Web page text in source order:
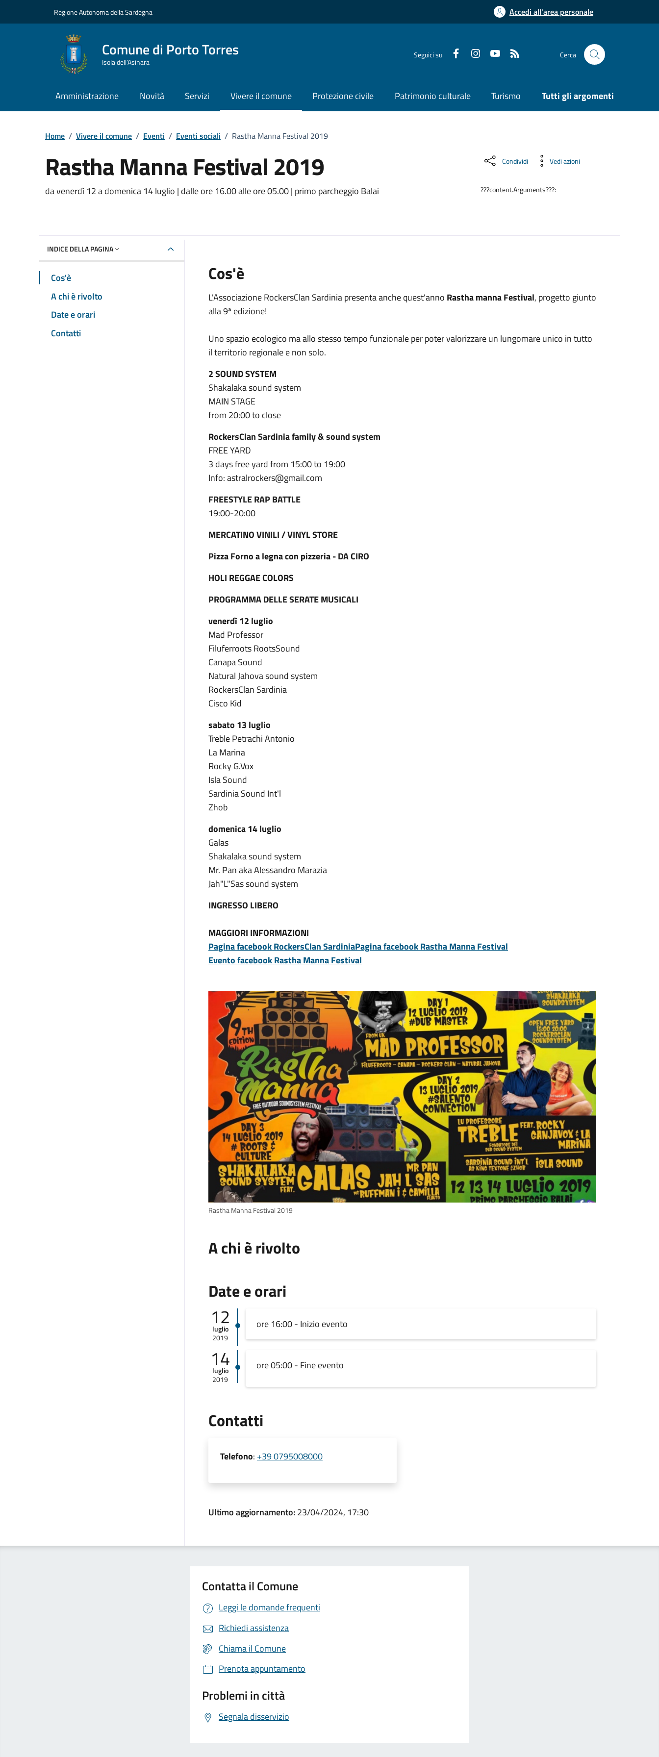
Regione Autonoma della Sardegna Accedi all'area personale
Comune di Porto Torres
Isola dell’Asinara
Seguici su Cerca
Amministrazione Novità Servizi Vivere il comune Protezione civile Patrimonio culturale Turismo Tutti gli argomenti
Home / Vivere il comune / Eventi / Eventi sociali / Rastha Manna Festival 2019
Rastha Manna Festival 2019
Dettaglio dell'evento
da venerdì 12 a domenica 14 luglio | dalle ore 16.00 alle ore 05.00 | primo parcheggio Balai
Condividi Vedi azioni
???content.Arguments???:
INDICE DELLA PAGINA
Cos'è
A chi è rivolto
Date e orari
Contatti
Cos'è
L'Associazione RockersClan Sardinia presenta anche quest'anno Rastha manna Festival, progetto giunto
alla 9ª edizione!
Uno spazio ecologico ma allo stesso tempo funzionale per poter valorizzare un lungomare unico in tutto
il territorio regionale e non solo.
2 SOUND SYSTEM
Shakalaka sound system
MAIN STAGE
from 20:00 to close
RockersClan Sardinia family & sound system
FREE YARD
3 days free yard from 15:00 to 19:00
Info: astralrockers@gmail.com
FREESTYLE RAP BATTLE
19:00-20:00
MERCATINO VINILI / VINYL STORE
Pizza Forno a legna con pizzeria - DA CIRO
HOLI REGGAE COLORS
PROGRAMMA DELLE SERATE MUSICALI
venerdì 12 luglio
Mad Professor
Filuferroots RootsSound
Canapa Sound
Natural Jahova sound system
RockersClan Sardinia
Cisco Kid
sabato 13 luglio
Treble Petrachi Antonio
La Marina
Rocky G.Vox
Isla Sound
Sardinia Sound Int'l
Zhob
domenica 14 luglio
Galas
Shakalaka sound system
Mr. Pan aka Alessandro Marazia
Jah"L"Sas sound system
INGRESSO LIBERO
MAGGIORI INFORMAZIONI
Pagina facebook RockersClan SardiniaPagina facebook Rastha Manna Festival
Evento facebook Rastha Manna Festival
Rastha Manna Festival 2019
A chi è rivolto
Date e orari
12
luglio
2019
ore 16:00 - Inizio evento
14
luglio
2019
ore 05:00 - Fine evento
Contatti
Telefono: +39 0795008000
Ultimo aggiornamento:23/04/2024, 17:30
Contatta il Comune
Leggi le domande frequenti
Richiedi assistenza
Chiama il Comune
Prenota appuntamento
Problemi in città
Segnala disservizio